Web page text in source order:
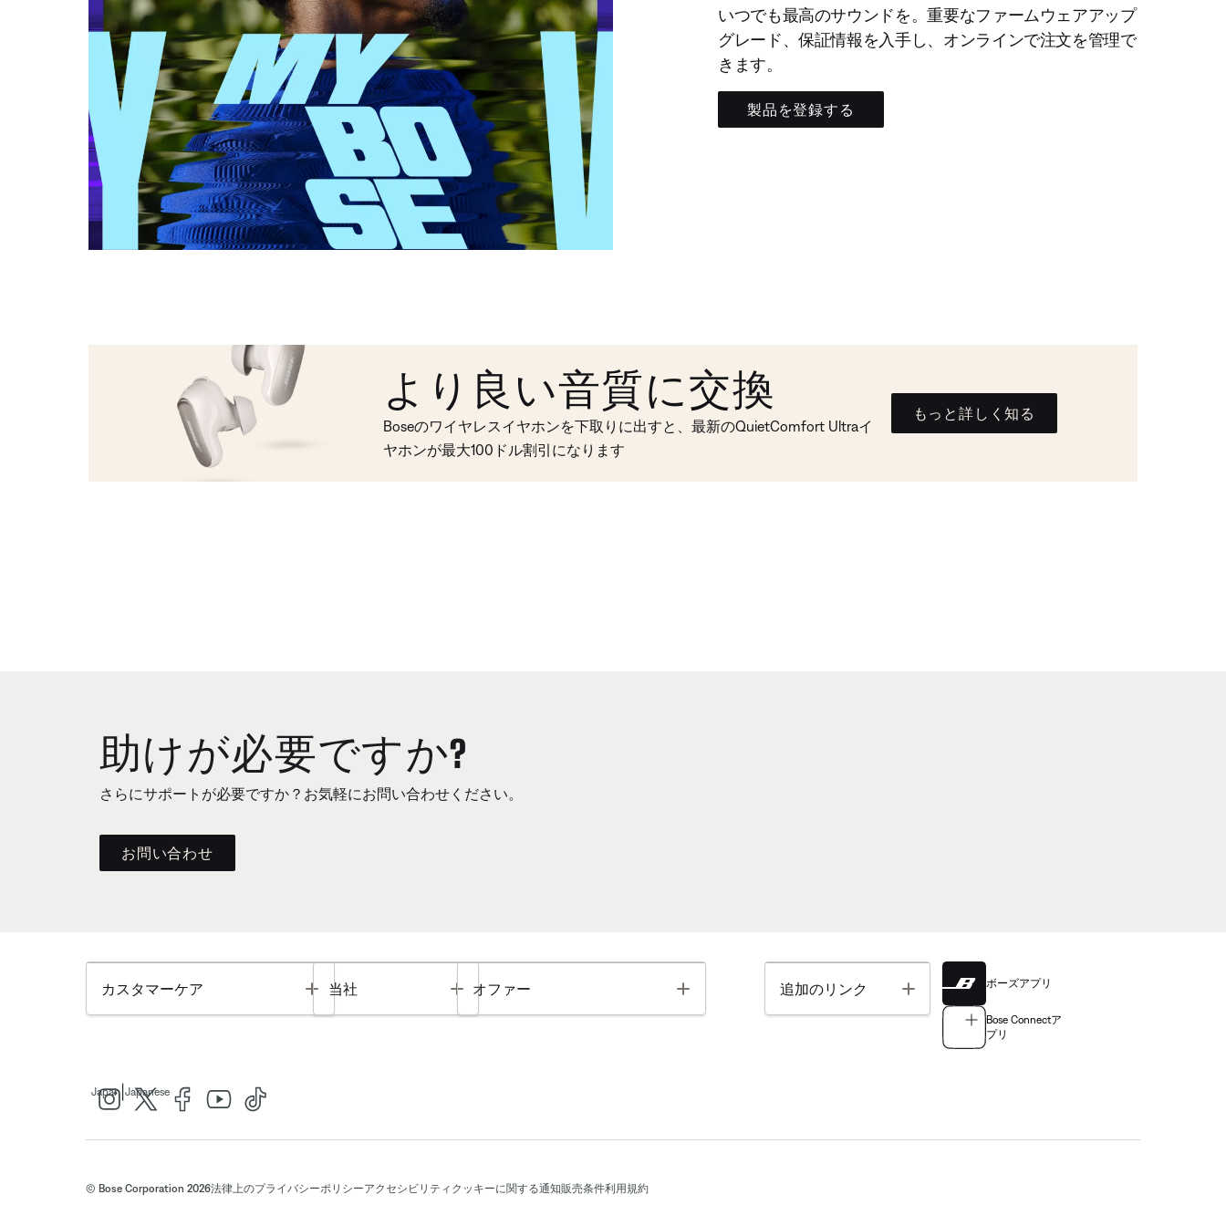
いつでも最高のサウンドを。重要なファームウェアアップ
グレード、保証情報を入手し、オンラインで注文を管理で
きます。
製品を登録する
より良い音質に交換
Boseのワイヤレスイヤホンを下取りに出すと、最新のQuietComfort Ultraイ
ヤホンが最大100ドル割引になります
もっと詳しく知る
助けが必要ですか?
さらにサポートが必要ですか？お気軽にお問い合わせください。
お問い合わせ
カスタマーケア Toggle
当社 Toggle
オファー Toggle 追加のリンク Toggle ボーズアプリ
Bose Connectア
プリ
Japan Japanese
© Bose Corporation 2026法律上のプライバシーポリシーアクセシビリティ クッキーに関する通知販売条件利用規約